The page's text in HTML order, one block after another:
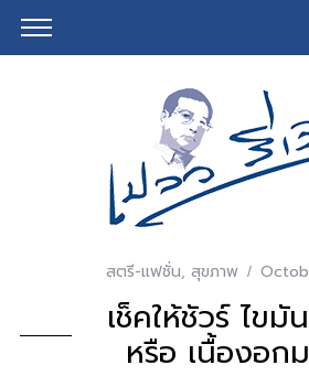
สตรี-แฟชั่น, สุขภาพ
เช็คให้ชัวร์ ไข
หรือ เนื้องอก